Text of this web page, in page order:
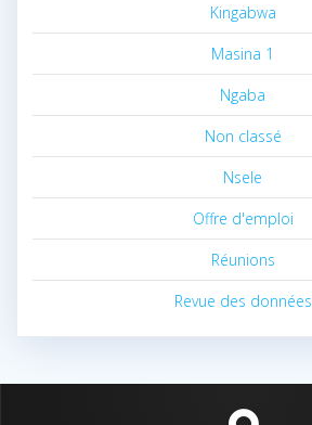
Kingabwa
Masina 1
Ngaba
Non classé
Nsele
Offre d'emploi
Réunions
Revue des données